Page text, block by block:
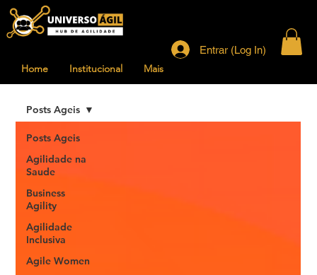
Home Institucional Mais
Entrar (Log In)
Posts Ageis
Agilidade na
Saude
Business
Agility
Agilidade
Inclusiva
Agile Women
Posts Ageis